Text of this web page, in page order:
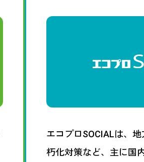
エコプロSOCIALは、
朽化対策など、主に国